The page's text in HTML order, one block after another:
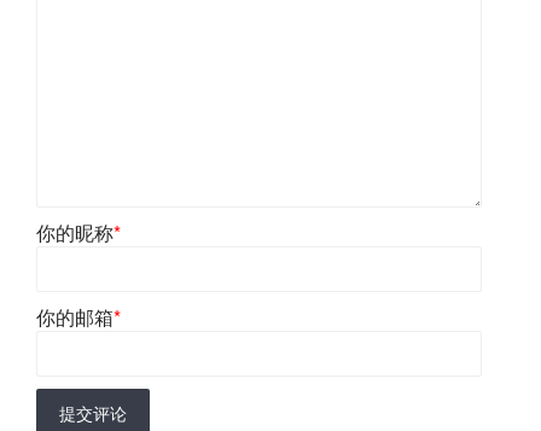
你的昵称*
你的邮箱*
提交评论